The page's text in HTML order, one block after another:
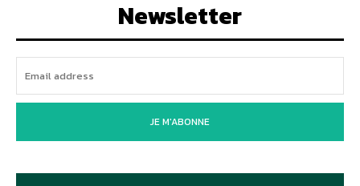
Newsletter
JE M'ABONNE